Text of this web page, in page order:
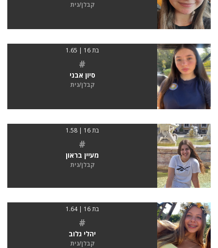
קבלן/נית
בת 16 | 1.65
#
סיון אבני
קבלן/נית
בת 16 | 1.58
#
מעיין בראון
קבלן/נית
בת 16 | 1.64
#
יהלי גלוב
קבלן/נית